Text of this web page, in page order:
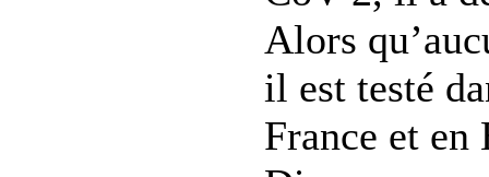
Alors
il est testé
France et en